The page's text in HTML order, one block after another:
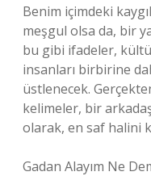
Benim içimdeki
meşgul olsa da, bir
bu gibi ifadeler,
insanları birbirine
üstlenecek.
kelimeler, bir
olarak, en saf halini
Gadan Alayım Ne